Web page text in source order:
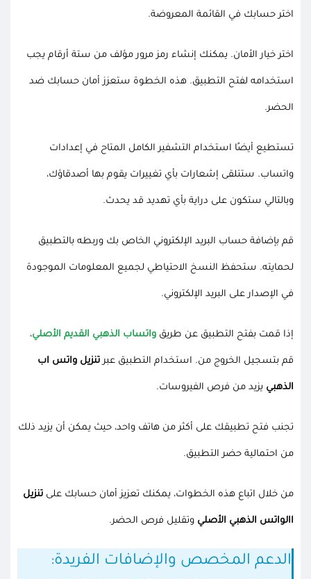
اختر حسابك في القائمة المعروضة.
اختر خيار الأمان. يمكنك إنشاء رمز مرور مؤلف من ستة أرقام يجب
استخدامه لفتح التطبيق. هذه الخطوة ستعزز أمان حسابك ضد
الحضر.
تستطيع أيضًا استخدام التشفير الكامل المتاح في إعدادات
واتساب. ستتلقى إشعارات بأي تغييرات يقوم بها أصدقاؤك،
وبالتالي ستكون على دراية بأي تهديد قد يحدث.
قم بإضافة حساب البريد الإلكتروني الخاص بك وربطه بالتطبيق
لحمايته. ستحفظ النسخ الاحتياطي لجميع المعلومات الموجودة
في الإصدار على البريد الإلكتروني.
إذا قمت بفتح التطبيق عن طريق واتساب الذهبي القديم الأصلي،
قم بتسجيل الخروج من. استخدام التطبيق عبرتنزيل واتس اب
الذهبي يزيد من فرص الفيروسات.
تجنب فتح تطبيقك على أكثر من هاتف واحد، حيث يمكن أن يزيد ذلك
من احتمالية حضر التطبيق.
من خلال اتباع هذه الخطوات، يمكنك تعزيز أمان حسابك على تنزيل
االواتس الذهبي الأصلي وتقليل فرص الحضر.
الدعم المخصص والإضافات الفريدة: